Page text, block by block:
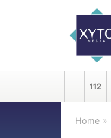
112
Home